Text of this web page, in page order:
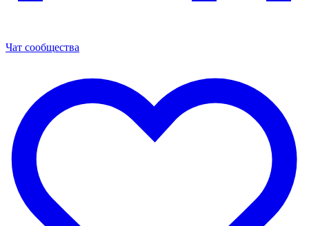
Чат сообщества